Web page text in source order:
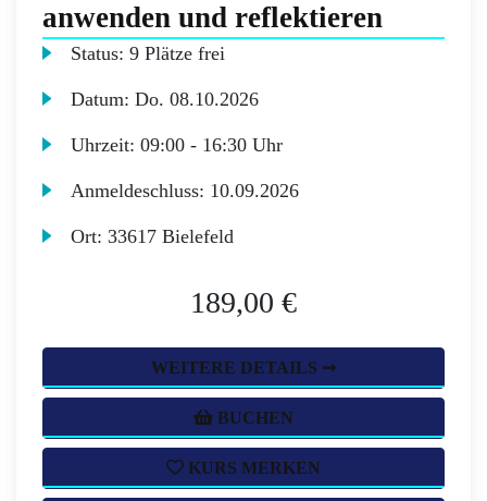
anwenden und reflektieren
Status:9 Plätze frei
Datum:Do. 08.10.2026
Uhrzeit:09:00 - 16:30 Uhr
Anmeldeschluss: 10.09.2026
Ort:33617 Bielefeld
189,00 €
WEITERE DETAILS ➞
BUCHEN
KURS MERKEN